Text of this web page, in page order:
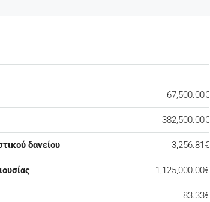
67,500.00€
382,500.00€
δανείου 3,256.81€
1,125,000.00€
83.33€